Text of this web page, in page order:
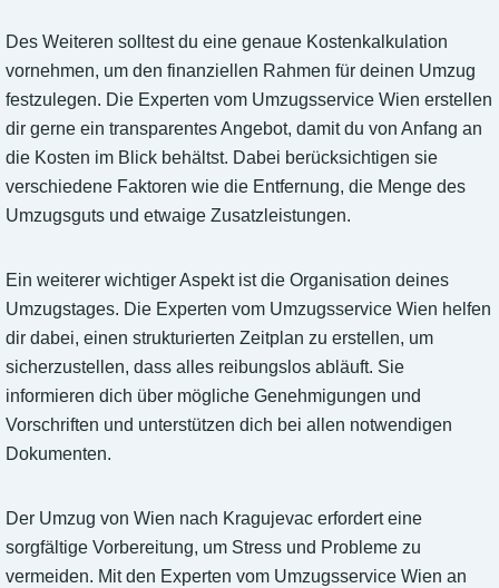
Des Weiteren solltest du eine genaue Kostenkalkulation
vornehmen, um den finanziellen Rahmen für deinen Umzug
festzulegen. Die Experten vom Umzugsservice Wien erstellen
dir gerne ein transparentes Angebot, damit du von Anfang an
die Kosten im Blick behältst. Dabei berücksichtigen sie
verschiedene Faktoren wie die Entfernung, die Menge des
Umzugsguts und etwaige Zusatzleistungen.
Ein weiterer wichtiger Aspekt ist die Organisation deines
Umzugstages. Die Experten vom Umzugsservice Wien helfen
dir dabei, einen strukturierten Zeitplan zu erstellen, um
sicherzustellen, dass alles reibungslos abläuft. Sie
informieren dich über mögliche Genehmigungen und
Vorschriften und unterstützen dich bei allen notwendigen
Dokumenten.
Der Umzug von Wien nach Kragujevac erfordert eine
sorgfältige Vorbereitung, um Stress und Probleme zu
vermeiden. Mit den Experten vom Umzugsservice Wien an